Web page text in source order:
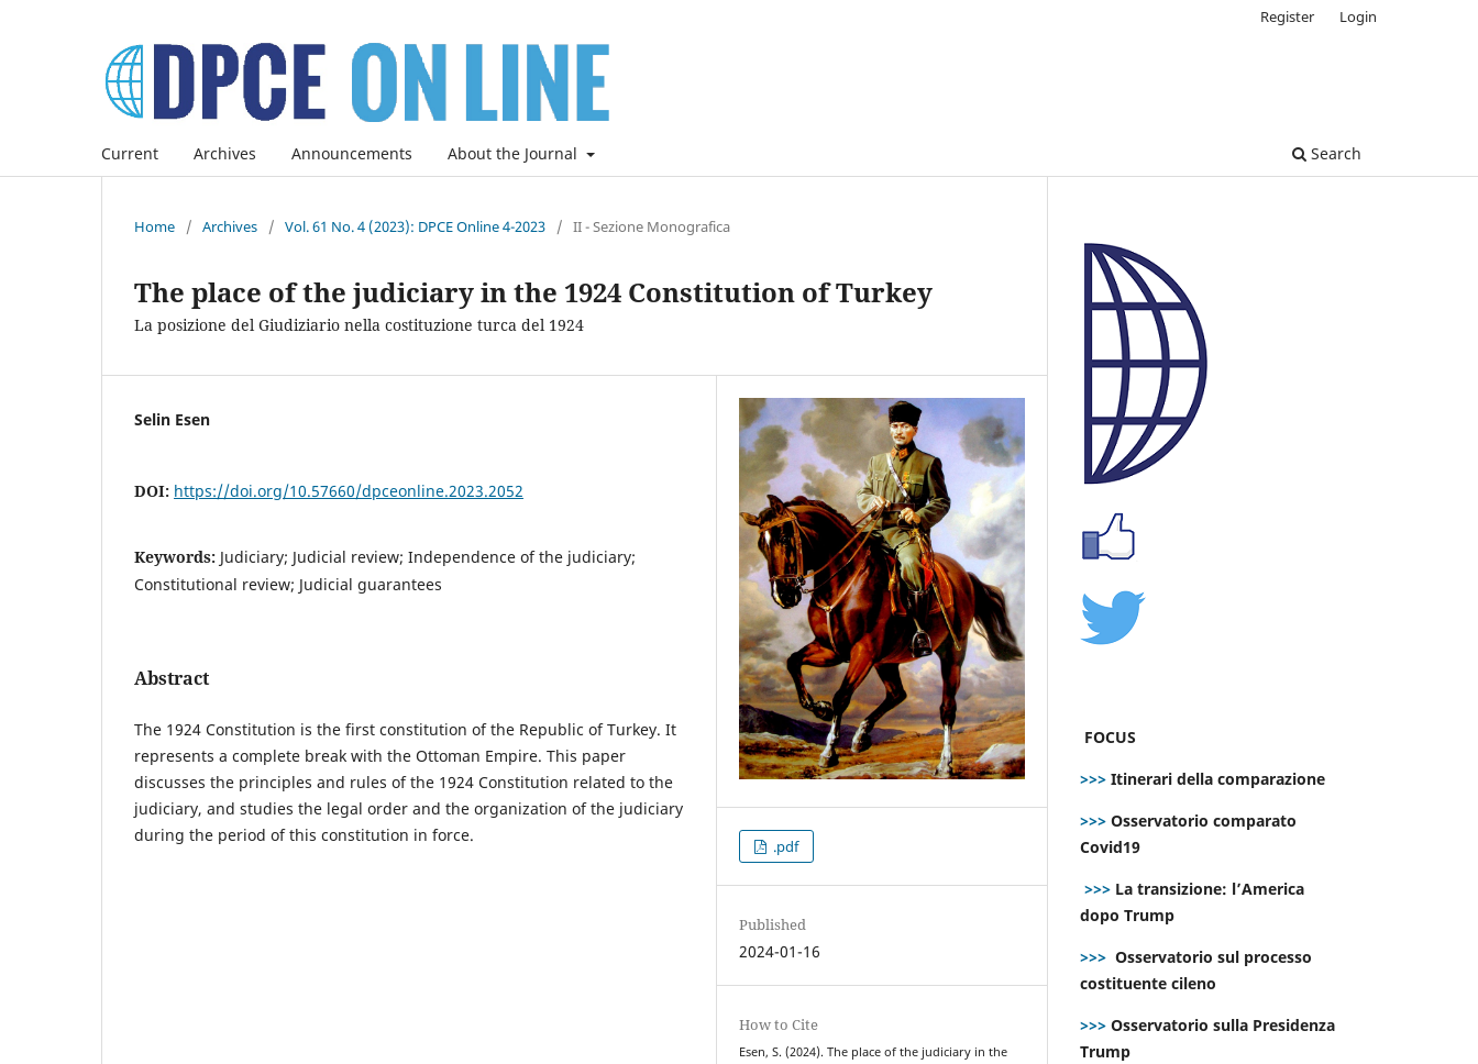
Current Archives Announcements About the Journal Search
Register Login
Home / Archives / Vol. 61 No. 4 (2023): DPCE Online 4-2023 / II - Sezione Monografica
The place of the judiciary in the 1924 Constitution of Turkey
La posizione del Giudiziario nella costituzione turca del 1924
Selin Esen
DOI: https://doi.org/10.57660/dpceonline.2023.2052
Keywords: Judiciary; Judicial review; Independence of the judiciary;
Constitutional review; Judicial guarantees
Abstract
The 1924 Constitution is the first constitution of the Republic of Turkey. It
represents a complete break with the Ottoman Empire. This paper
discusses the principles and rules of the 1924 Constitution related to the
judiciary, and studies the legal order and the organization of the judiciary
during the period of this constitution in force.
.pdf
Published
2024-01-16
How to Cite
Esen, S. (2024). The place of the judiciary in the
FOCUS
>>> Itinerari della comparazione
>>> Osservatorio comparato
Covid19
>>> La transizione: l’America
dopo Trump
>>> Osservatorio sul processo
costituente cileno
>>> Osservatorio sulla Presidenza
Trump